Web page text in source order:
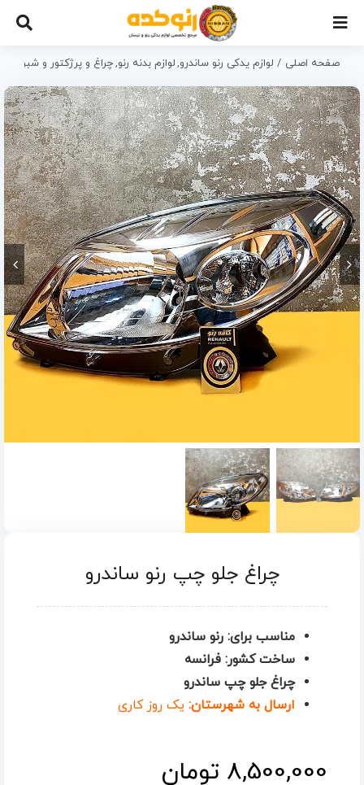
صفحه اصلی لوازم یدکی رنو ساندرو لوازم بدنه رنو چراغ و پرژکتور و شبرنگ
چراغ جلو چپ رنو ساندرو
مناسب برای: رنو ساندرو
ساخت کشور: فرانسه
چراغ جلو چپ ساندرو
ارسال به شهرستان: یک روز کاری
8,500,000 تومان